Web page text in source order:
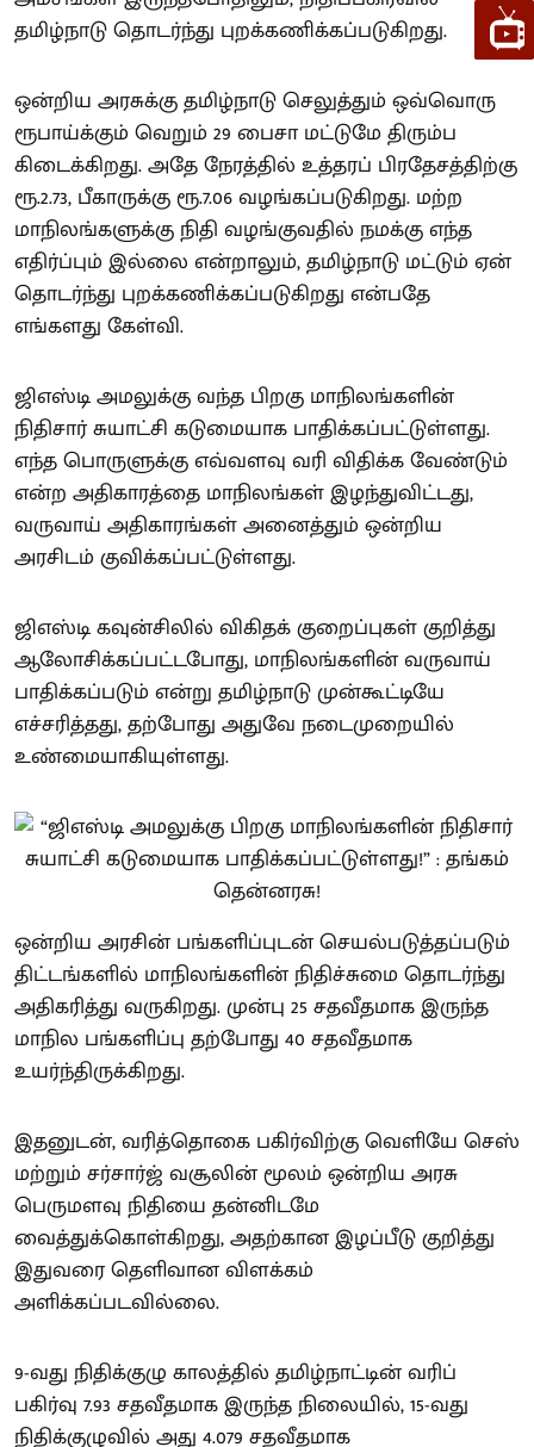
தமிழ்நாடு தொடர்ந்து புறக்கணிக்கப்படுகிறது.
ஒன்றிய அரசுக்கு தமிழ்நாடு செலுத்தும் ஒவ்வொரு
ரூபாய்க்கும் வெறும் 29 பைசா மட்டுமே திரும்ப
கிடைக்கிறது. அதே நேரத்தில் உத்தரப் பிரதேசத்திற்கு
ரூ.2.73, பீகாருக்கு ரூ.7.06 வழங்கப்படுகிறது. மற்ற
மாநிலங்களுக்கு நிதி வழங்குவதில் நமக்கு எந்த
எதிர்ப்பும் இல்லை என்றாலும், தமிழ்நாடு மட்டும் ஏன்
தொடர்ந்து புறக்கணிக்கப்படுகிறது என்பதே
எங்களது கேள்வி.
ஜிஎஸ்டி அமலுக்கு வந்த பிறகு மாநிலங்களின்
நிதிசார் சுயாட்சி கடுமையாக பாதிக்கப்பட்டுள்ளது.
எந்த பொருளுக்கு எவ்வளவு வரி விதிக்க வேண்டும்
என்ற அதிகாரத்தை மாநிலங்கள் இழந்துவிட்டது,
வருவாய் அதிகாரங்கள் அனைத்தும் ஒன்றிய
அரசிடம் குவிக்கப்பட்டுள்ளது.
ஜிஎஸ்டி கவுன்சிலில் விகிதக் குறைப்புகள் குறித்து
ஆலோசிக்கப்பட்டபோது, மாநிலங்களின் வருவாய்
பாதிக்கப்படும் என்று தமிழ்நாடு முன்கூட்டியே
எச்சரித்தது, தற்போது அதுவே நடைமுறையில்
உண்மையாகியுள்ளது.
ஒன்றிய அரசின் பங்களிப்புடன் செயல்படுத்தப்படும்
திட்டங்களில் மாநிலங்களின் நிதிச்சுமை தொடர்ந்து
அதிகரித்து வருகிறது. முன்பு 25 சதவீதமாக இருந்த
மாநில பங்களிப்பு தற்போது 40 சதவீதமாக
உயர்ந்திருக்கிறது.
இதனுடன், வரித்தொகை பகிர்விற்கு வெளியே செஸ்
மற்றும் சர்சார்ஜ் வசூலின் மூலம் ஒன்றிய அரசு
பெருமளவு நிதியை தன்னிடமே
வைத்துக்கொள்கிறது, அதற்கான இழப்பீடு குறித்து
இதுவரை தெளிவான விளக்கம்
அளிக்கப்படவில்லை.
9-வது நிதிக்குழு காலத்தில் தமிழ்நாட்டின் வரிப்
பகிர்வு 7.93 சதவீதமாக இருந்த நிலையில், 15-வது
நிதிக்குழுவில் அது 4.079 சதவீதமாக